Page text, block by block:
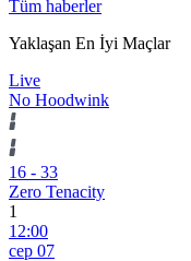
Tüm haberler
Yaklaşan En İyi Maçlar
Live
No Hoodwink
16 - 33
Zero Tenacity
1
12:00
сер 07